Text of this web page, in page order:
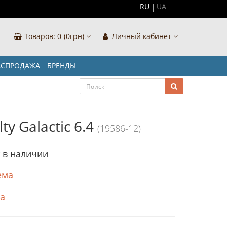
RU UA
(0грн)
Товаров: 0 Личный кабинет
БРЕНДЫ
Galactic 6.4 (19586-12)
в наличии